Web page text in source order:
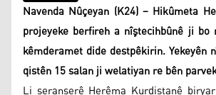
Navenda Nûçeyan (K24) – Hikûmeta
projeyeke berfireh a nîştecihbûnê ji
kêmderamet dide destpêkirin. Yekeyên
qistên 15 salan ji welatiyan re bên